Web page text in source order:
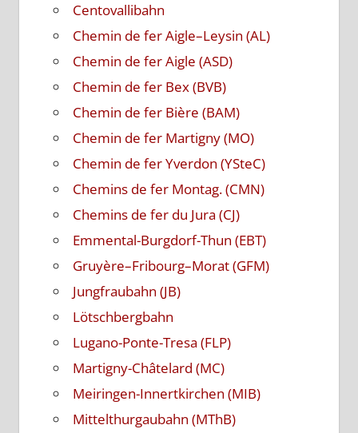
Centovallibahn
Chemin de fer Aigle–Leysin (AL)
Chemin de fer Aigle (ASD)
Chemin de fer Bex (BVB)
Chemin de fer Bière (BAM)
Chemin de fer Martigny (MO)
Chemin de fer Yverdon (YSteC)
Chemins de fer Montag. (CMN)
Chemins de fer du Jura (CJ)
Emmental-Burgdorf-Thun (EBT)
Gruyère–Fribourg–Morat (GFM)
Jungfraubahn (JB)
Lötschbergbahn
Lugano-Ponte-Tresa (FLP)
Martigny-Châtelard (MC)
Meiringen-Innertkirchen (MIB)
Mittelthurgaubahn (MThB)